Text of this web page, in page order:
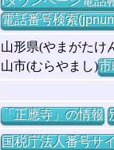
電話番号検索
山形県(やまがたけ
山市(むらやまし)市
「正應寺」の情報
国税庁法人番号サ